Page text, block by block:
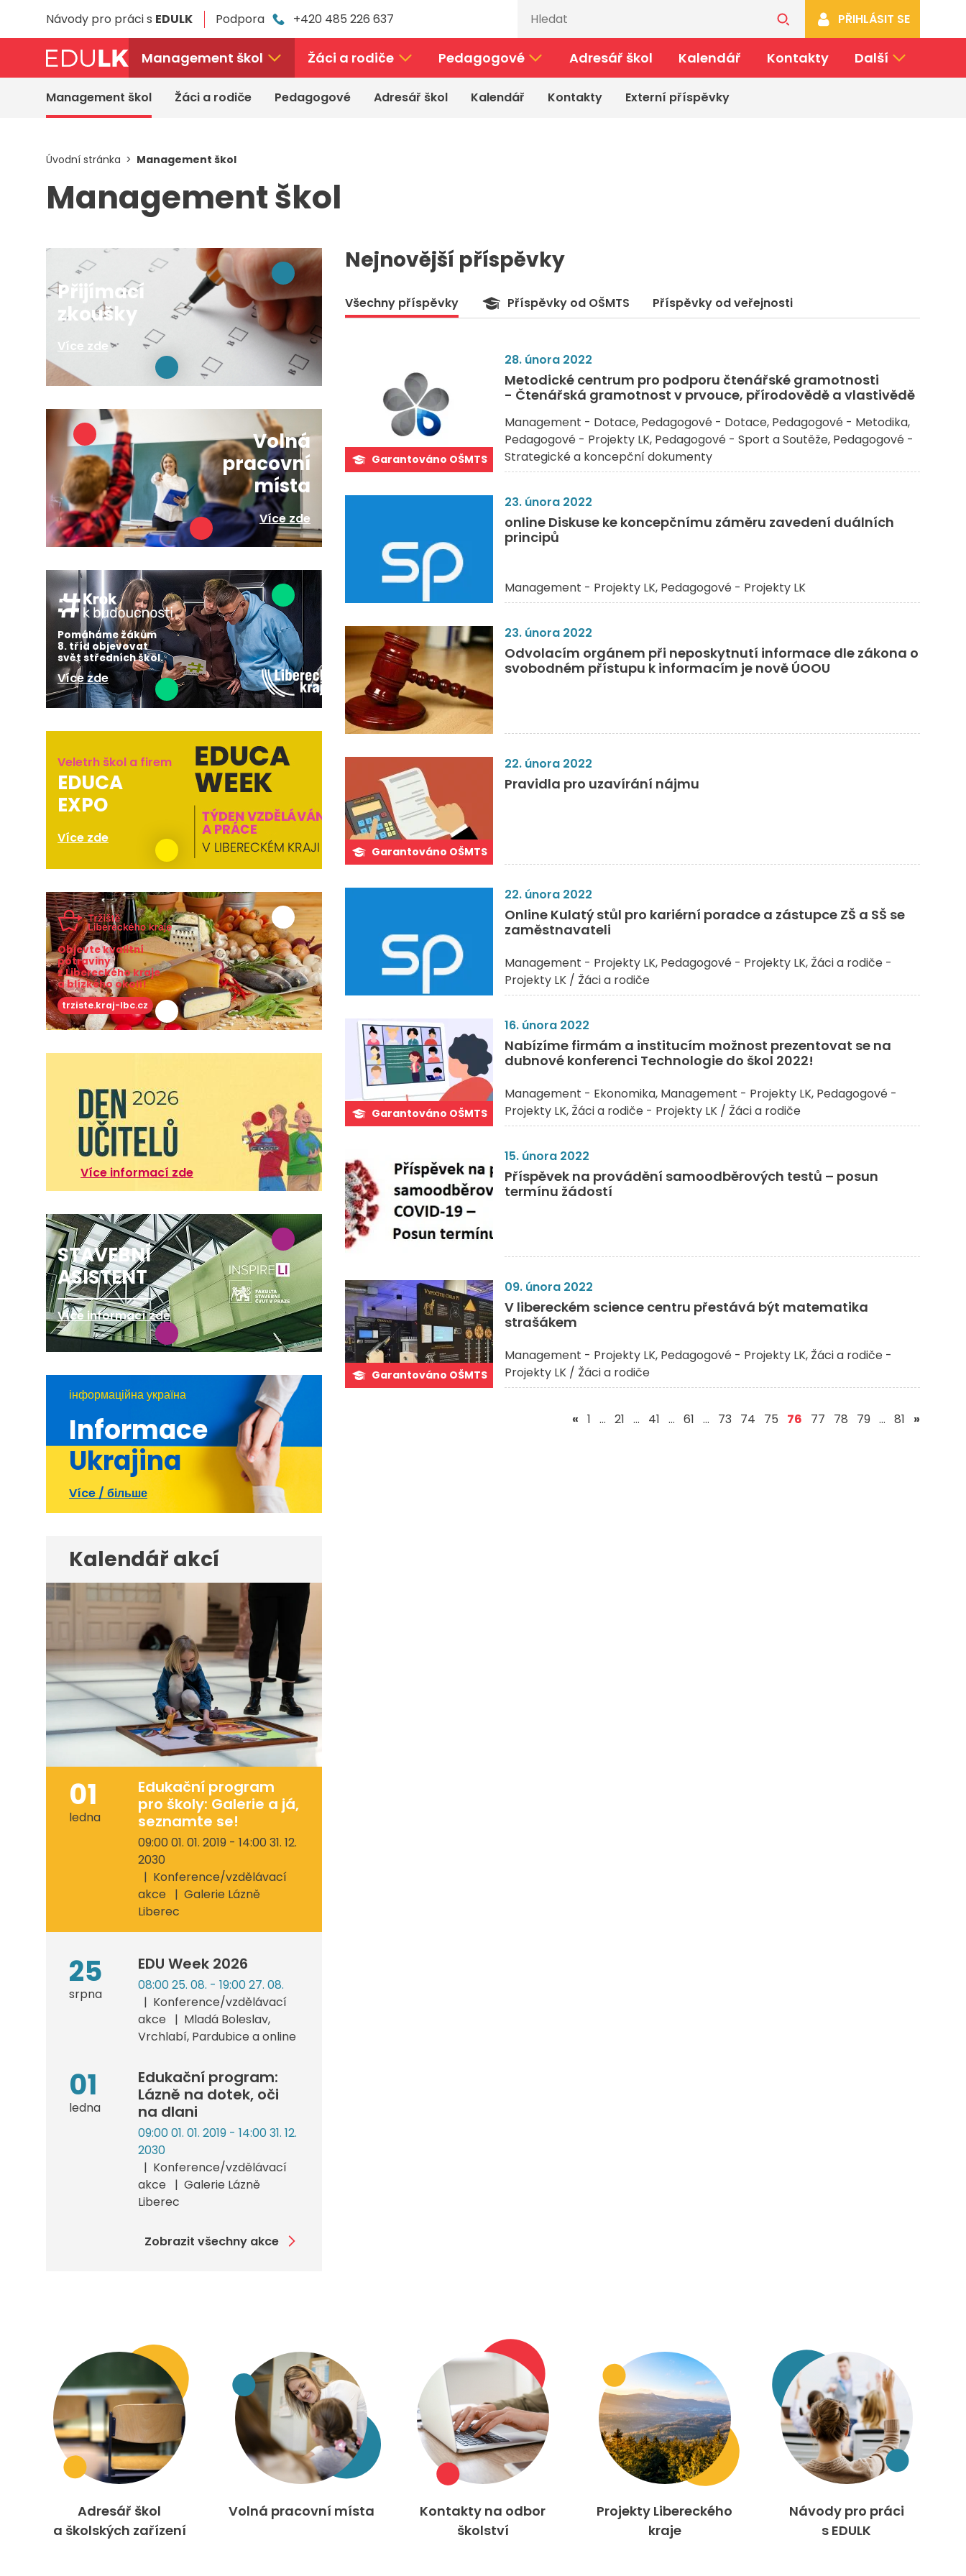
Návody pro práci s EDULK Podpora +420 485 226 637 PŘIHLÁSIT SE
Management škol Žáci a rodiče Pedagogové Adresář škol Kalendář Kontakty Další
Management škol Žáci a rodiče Pedagogové Adresář škol Kalendář Kontakty Externí příspěvky
Úvodní stránka Management škol
Management škol
Nejnovější příspěvky
Všechny příspěvky Příspěvky od OŠMTS Příspěvky od veřejnosti
Garantováno OŠMTS
28. února 2022
Metodické centrum pro podporu čtenářské gramotnosti
- Čtenářská gramotnost v prvouce, přírodovědě a vlastivědě
Management - Dotace Pedagogové - Dotace Pedagogové - Metodika
Pedagogové - Projekty LK Pedagogové - Sport a Soutěže Pedagogové -
Strategické a koncepční dokumenty
23. února 2022
online Diskuse ke koncepčnímu záměru zavedení duálních
principů
Management - Projekty LK Pedagogové - Projekty LK
23. února 2022
Odvolacím orgánem při neposkytnutí informace dle zákona o
svobodném přístupu k informacím je nově ÚOOU
Garantováno OŠMTS
22. února 2022
Pravidla pro uzavírání nájmu
22. února 2022
Online Kulatý stůl pro kariérní poradce a zástupce ZŠ a SŠ se
zaměstnavateli
Management - Projekty LK Pedagogové - Projekty LK Žáci a rodiče -
Projekty LK / Žáci a rodiče
Garantováno OŠMTS
16. února 2022
Nabízíme firmám a institucím možnost prezentovat se na
dubnové konferenci Technologie do škol 2022!
Management - Ekonomika Management - Projekty LK Pedagogové -
Projekty LK Žáci a rodiče - Projekty LK / Žáci a rodiče
15. února 2022
Příspěvek na provádění samoodběrových testů – posun
termínu žádostí
Garantováno OŠMTS
09. února 2022
V libereckém science centru přestává být matematika
strašákem
Management - Projekty LK Pedagogové - Projekty LK Žáci a rodiče -
Projekty LK / Žáci a rodiče
« 1 … 21 … 41 … 61 … 73 74 75 76 (aktuální)
77 78 79 … 81 »
Přijímací
zkoušky
Více zde
Volná
pracovní
místa
Více zde
Pomáháme žákům
8. tříd objevovat
svět středních škol.
Více zde
Veletrh škol a firem
EDUCA
EXPO
Více zde
Objevte kvalitní
potraviny
z Libereckého kraje
a blízkého okolí!
trziste.kraj-lbc.cz
Více informací zde
STAVEBNÍ
ASISTENT
Více informací zde
інформаційна україна
Informace
Ukrajina
Více / більше
Kalendář akcí
01
ledna
Edukační program
pro školy: Galerie a já,
seznamte se!
09:00 01. 01. 2019 - 14:00 31. 12.
2030
Konference/vzdělávací
akce
Galerie Lázně
Liberec
25
srpna
EDU Week 2026
08:00 25. 08. - 19:00 27. 08.
Konference/vzdělávací
akce
Mladá Boleslav,
Vrchlabí, Pardubice a online
01
ledna
Edukační program:
Lázně na dotek, oči
na dlani
09:00 01. 01. 2019 - 14:00 31. 12.
2030
Konference/vzdělávací
akce
Galerie Lázně
Liberec
Zobrazit všechny akce
Adresář škol
a školských zařízení
Volná pracovní místa
Kontakty na odbor
školství
Projekty Libereckého
kraje
Návody pro práci
s EDULK